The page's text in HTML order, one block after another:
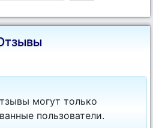
могут только
пользователи.